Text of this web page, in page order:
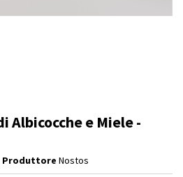
Albicocche e Miele -
Produttore Nostos